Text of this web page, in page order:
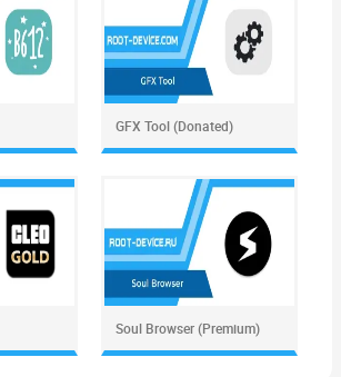
GFX Tool (Donated)
Soul Browser (Premium)